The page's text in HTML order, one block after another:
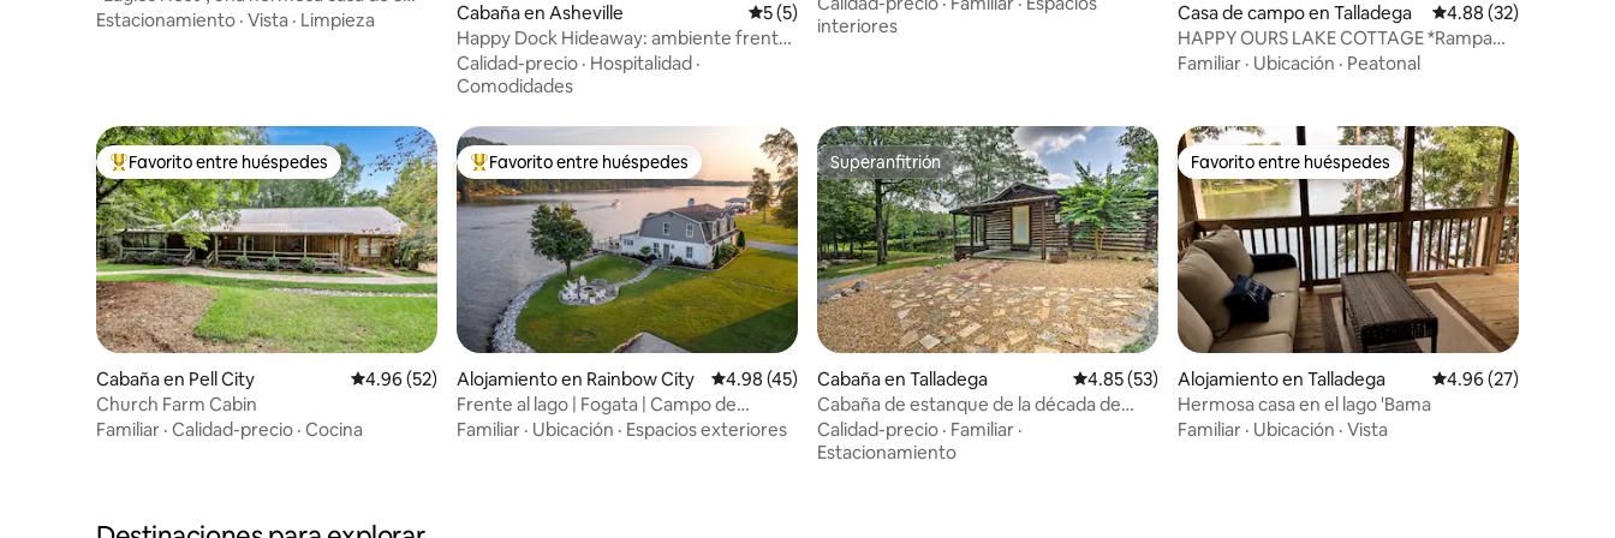
dormitorios y 2 baños, en Cedar Bluff
Estacionamiento · Vista · Limpieza Cabaña en Asheville Calificación promedio: 5 de 5, 5 reseñas
5 (5)
Happy Dock Hideaway: ambiente frente
al agua
Calidad-precio · Hospitalidad ·
Comodidades
interiores
Casa de campo en Talladega Calificación
4.88 (32)
HAPPY OURS LAKE COTTAGE *Rampa
para botes*
Familiar · Ubicación · Peatonal
Favorito entre huéspedes preferido
Favorito entre huéspedes
Cabaña en Pell City Calificación promedio: 4.96 de 5, 52 reseñas
4.96 (52)
Church Farm Cabin
Familiar · Calidad-precio · Cocina
Favorito entre huéspedes preferido
Favorito entre huéspedes
Alojamiento en Rainbow City Calificación promedio: 4.98 de 5, 45 reseñas
4.98 (45)
Frente al lago | Fogata | Campo de
minigolf | Vista al atardecer
Familiar · Ubicación · Espacios exteriores
Superanfitrión
Superanfitrión
Cabaña en Talladega Calificación promedio: 4.85 de 5, 53 reseñas
4.85 (53)
Cabaña de estanque de la década de
1950 con vistas: ¡paz y tranquilidad!
Calidad-precio · Familiar ·
Estacionamiento
Favorito entre huéspedes
Favorito entre huéspedes
Alojamiento en Talladega Calificación
4.96 (27)
Hermosa casa en el lago 'Bama
Familiar · Ubicación · Vista